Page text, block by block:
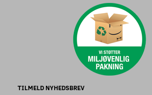
TILMELD NYHEDSBREV